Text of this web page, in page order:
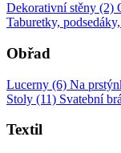
Dekorativní stěny (2)
Taburetky,
Obřad
Lucerny (6) Na
Stoly (11) Svatební
Textil